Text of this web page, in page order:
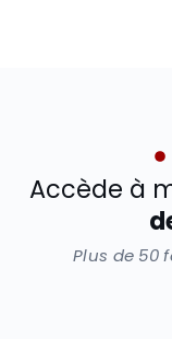
Accède à
Plus de 50